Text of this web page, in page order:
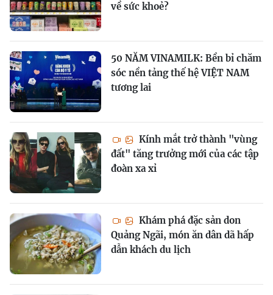
về sức khoẻ?
50 NĂM VINAMILK: Bền bỉ chăm
sóc nền tảng thế hệ VIỆT NAM
tương lai
Kính mắt trở thành "vùng
đất" tăng trưởng mới của các tập
đoàn xa xỉ
Khám phá đặc sản don
Quảng Ngãi, món ăn dân dã hấp
dẫn khách du lịch